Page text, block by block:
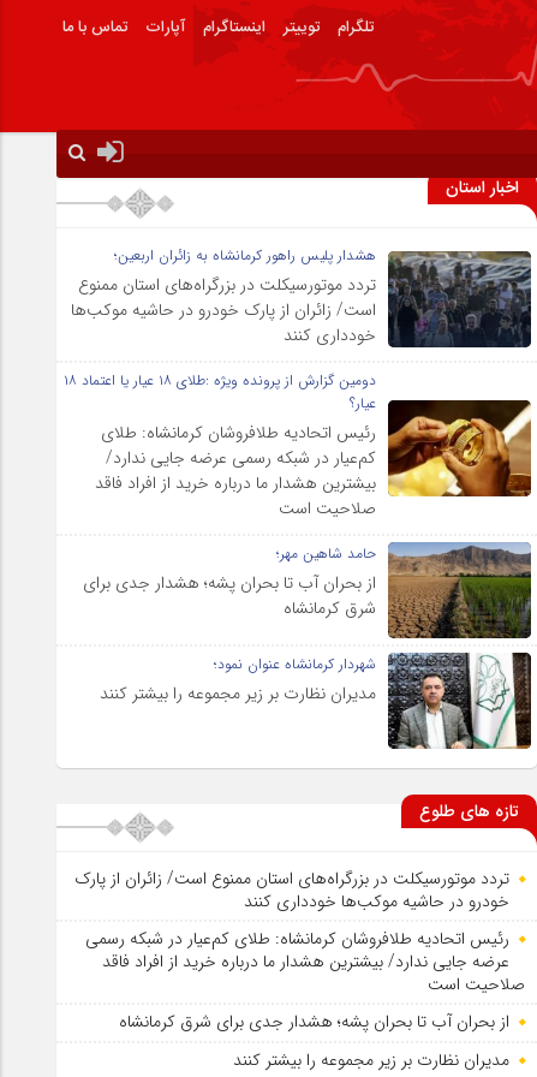
تلگرام توییتر اینستاگرام آپارات تماس با ما
اخبار استان
هشدار پلیس راهور کرمانشاه به زائران اربعین؛
تردد موتورسیکلت در بزرگراه‌های استان ممنوع
است/ زائران از پارک خودرو در حاشیه موکب‌ها
خودداری کنند
دومین گزارش از پرونده ویژه :طلای ۱۸ عیار یا اعتماد ۱۸
عیار؟
رئیس اتحادیه طلافروشان کرمانشاه: طلای
کم‌عیار در شبکه رسمی عرضه جایی ندارد/
بیشترین هشدار ما درباره خرید از افراد فاقد
صلاحیت است
حامد شاهین مهر؛
از بحران آب تا بحران پشه؛ هشدار جدی برای
شرق کرمانشاه
شهردار کرمانشاه عنوان نمود؛
مدیران نظارت بر زیر مجموعه را بیشتر کنند
تازه های طلوع
تردد موتورسیکلت در بزرگراه‌های استان ممنوع است/ زائران از پارک
خودرو در حاشیه موکب‌ها خودداری کنند
رئیس اتحادیه طلافروشان کرمانشاه: طلای کم‌عیار در شبکه رسمی
عرضه جایی ندارد/ بیشترین هشدار ما درباره خرید از افراد فاقد
صلاحیت است
از بحران آب تا بحران پشه؛ هشدار جدی برای شرق کرمانشاه
مدیران نظارت بر زیر مجموعه را بیشتر کنند